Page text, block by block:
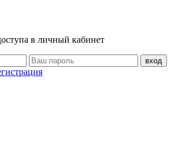
в личный кабинет
вход